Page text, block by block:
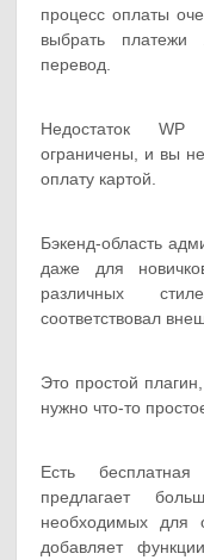
процесс оплаты
выбрать платежи
перевод.
Недостаток WP
ограничены, и вы
оплату картой.
Бэкенд-область
даже для
различных
соответствовал
Это простой
нужно что-то
Есть
предлагает
необходимых для
добавляет